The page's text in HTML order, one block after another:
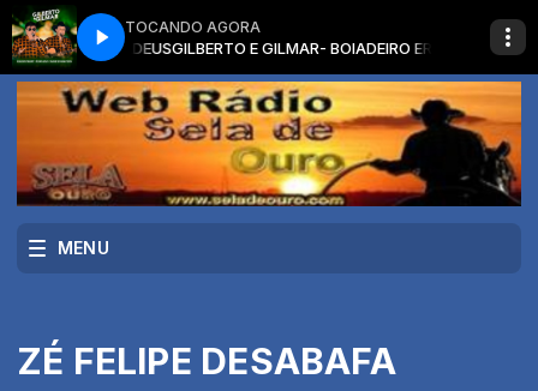
TOCANDO AGORA
ULTIMO ADEUSGILBERTO E GILMAR- BOIADEIRO ERRANTE E ULTIMO
MENU
ZÉ FELIPE DESABAFA